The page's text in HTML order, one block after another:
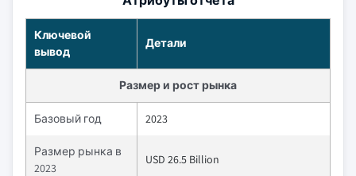
Ключевой
вывод
Детали
Размер и рост рынка
Базовый год 2023
Размер рынка в
2023
USD 26.5 Billion